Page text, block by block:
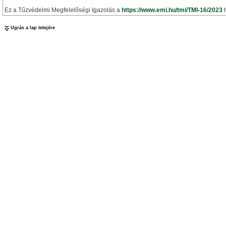
Ez a Tűzvédelmi Megfelelőségi Igazolás a https://www.emi.hu/tmi/TMI-16/2023
Ugrás a lap tetejére